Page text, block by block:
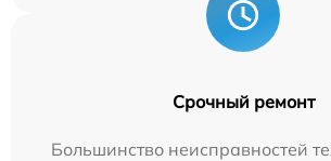
Срочный ремонт
Большинство неисправностей